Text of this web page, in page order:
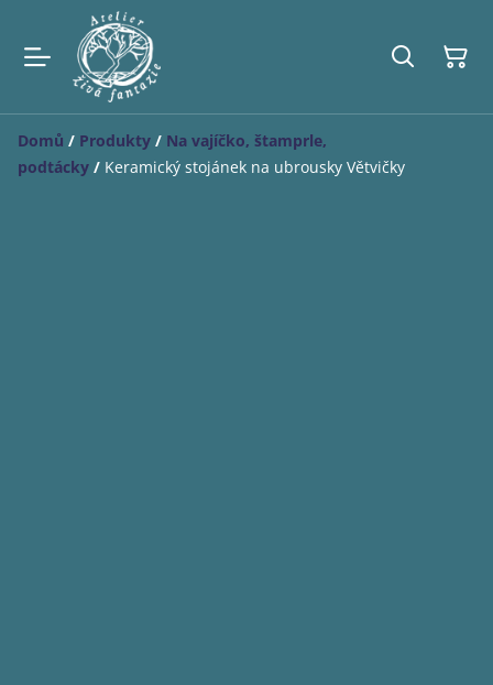
Domů / Produkty / Na vajíčko, štamprle,
podtácky / Keramický stojánek na ubrousky Větvičky